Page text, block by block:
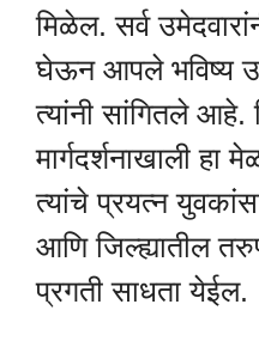
मिळेल. सर्व
घेऊन आपले भविष्य
त्यांनी सांगितले
मार्गदर्शनाखाली हा
त्यांचे प्रयत्न
आणि जिल्ह्यातील
प्रगती साधता येईल.